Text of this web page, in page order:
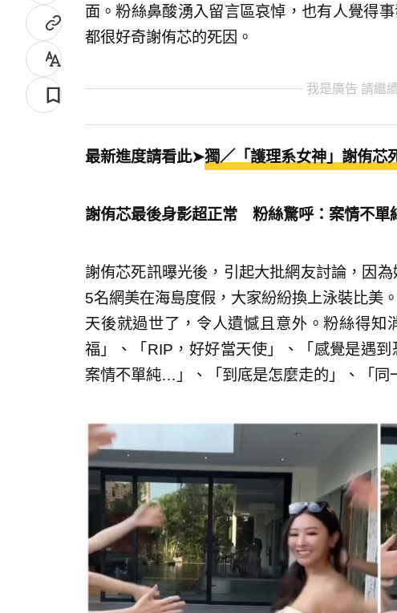
面。粉絲鼻酸湧入留言區哀悼，也有人覺得
都很好奇謝侑芯的死因。
我是廣告 請繼
最新進度請看此➤獨／「護理系女神」謝侑芯
謝侑芯最後身影超正常 粉絲驚呼：案情不單
謝侑芯死訊曝光後，引起大批網友討論，因
5名網美在海島度假，大家紛紛換上泳裝比美
天後就過世了，令人遺憾且意外。粉絲得知
福」、「RIP，好好當天使」、「感覺是遇
案情不單純…」、「到底是怎麼走的」、「同